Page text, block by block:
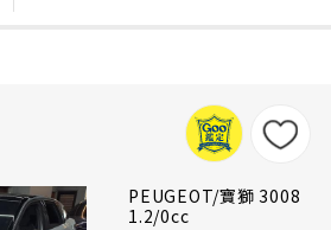
PEUGEOT/寶獅 3008
1.2/0cc